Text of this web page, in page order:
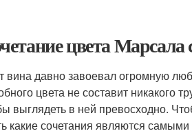
цвета
вина давно завоевал огромную
цвета не составит никакого
выглядеть в ней превосходно.
какие сочетания являются